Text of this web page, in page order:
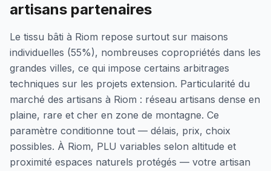
artisans partenaires
Le tissu bâti à Riom repose surtout sur maisons
individuelles (55%), nombreuses copropriétés dans les
grandes villes, ce qui impose certains arbitrages
techniques sur les projets extension. Particularité du
marché des artisans à Riom : réseau artisans dense en
plaine, rare et cher en zone de montagne. Ce
paramètre conditionne tout — délais, prix, choix
possibles. À Riom, PLU variables selon altitude et
proximité espaces naturels protégés — votre artisan